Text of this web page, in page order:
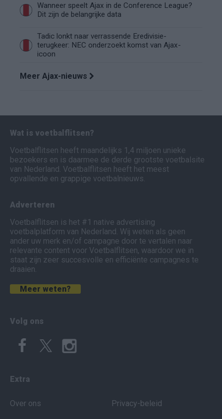
Wanneer speelt Ajax in de Conference League?
Dit zijn de belangrijke data
Tadic lonkt naar verrassende Eredivisie-
terugkeer: NEC onderzoekt komst van Ajax-
icoon
Meer Ajax-nieuws
Wat is voetbalflitsen?
Voetbalflitsen heeft maandelijks 1,4 miljoen unieke
bezoekers en is daarmee de derde grootste voetbalsite
van Nederland. Voetbalflitsen heeft het meest
opvallende en grappige voetbalnieuws.
Adverteren
Voetbalflitsen is het #1 native advertising
voetbalplatform van Nederland. Wij weten als geen
ander uw merk en/of campagne door te vertalen naar
relevante content voor Voetbalflitsen, waardoor we in
staat zijn zeer succesvolle en efficiënte campagnes te
draaien.
Meer weten?
Volg ons
Extra
Over ons Privacy-beleid